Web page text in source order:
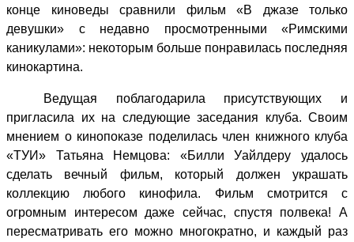
конце киноведы сравнили фильм «В джазе только
девушки» с недавно просмотренными «Римскими
каникулами»: некоторым больше понравилась последняя
кинокартина.
Ведущая поблагодарила присутствующих и
пригласила их на следующие заседания клуба. Своим
мнением о кинопоказе поделилась член книжного клуба
«ТУИ» Татьяна Немцова: «Билли Уайлдеру удалось
сделать вечный фильм, который должен украшать
коллекцию любого кинофила. Фильм смотрится с
огромным интересом даже сейчас, спустя полвека! А
пересматривать его можно многократно, и каждый раз